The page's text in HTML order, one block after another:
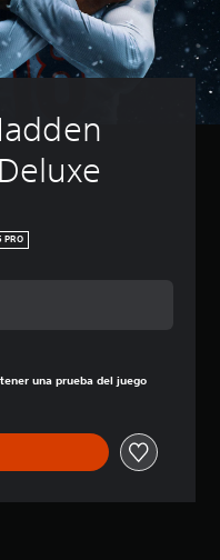
PRO
una prueba del juego